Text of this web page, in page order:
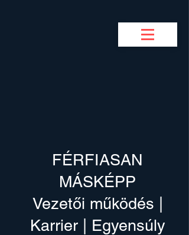
FÉRFIASAN
MÁSKÉPP
Vezetői működés |
Karrier | Egyensúly